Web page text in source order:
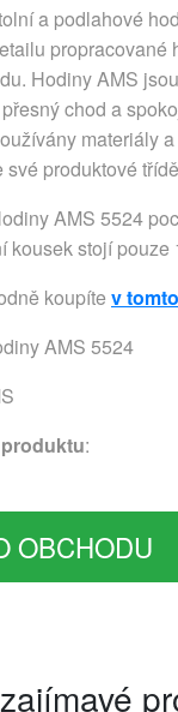
a podlahové
Hodiny AMS
chod a
materiály
své produktové
AMS 5524
kousek stojí
koupíte v
AMS 5524
:
OBCHODU